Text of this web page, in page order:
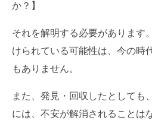
か？】
それを解明する必要があります
けられている可能性は、今の時
もありません。
また、発見・回収したとしても
には、不安が解消されることは